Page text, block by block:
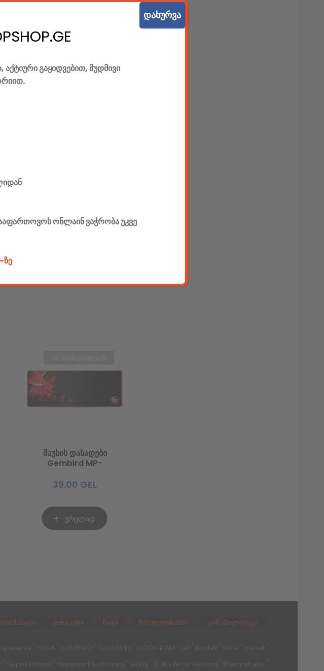
ვრცლად
მაუსის დასადები
Gembird MP-
39.00 GEL
დახმარება კონტაქტი მიწოდების პირ. კონ. პოლიტიკა
ჩატი
' EVGA ' GEMBIRD ' GIGABYTE ' GOODRAM ' GP ' Kodak ' Koss ' maxell '
' Super Flower ' Superior Electronics ' SVEN ' TDK Life on Record ' Thermaltake '
გაყიდვებით, მუდმივი
ონლაინ ვაჭრობა უკვე
ზე
დახურვა